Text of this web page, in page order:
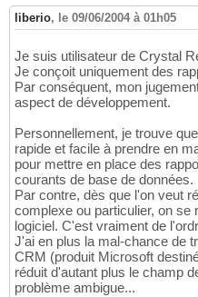
liberio, le 09/06/2004 à 01h05
Je suis utilisateur de Crystal
Je conçoit uniquement des
Par conséquent, mon
aspect de développement.
Personnellement, je trouve
rapide et facile à prendre en
pour mettre en place des
courants de base de données.
Par contre, dès que l'on veut
complexe ou particulier, on
logiciel. C'est vraiment de
J'ai en plus la mal-chance de
CRM (produit Microsoft
réduit d'autant plus le champ
problème ambigue...